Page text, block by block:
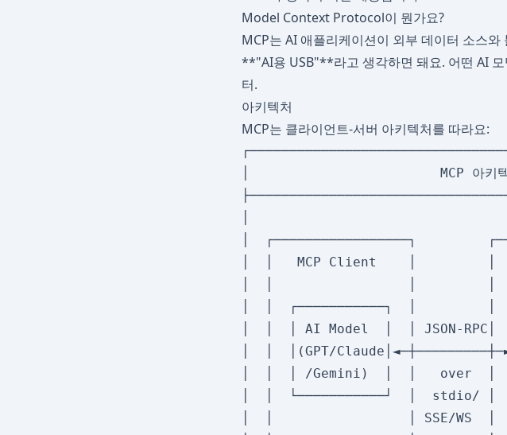
Model Context Protocol이 뭔가요?
MCP는 AI 애플리케이션이 외부 데이터 소스
**"AI용 USB"**라고 생각하면 돼요. 어떤 AI
터.
아키텍처
MCP는 클라이언트-서버 아키텍처를 따라요:
│                        MCP 아
│  ┌─────────────────┐
│  │   MCP Client    │         │
│  │  ┌───────────┐  │         │
│  │  │ AI Model  │  │ JSON-
│  │  │(GPT/
│  │  │ /Gemini)  │  │   over  │
│  │  └───────────┘  │
│  │                 │ SSE/WS  │